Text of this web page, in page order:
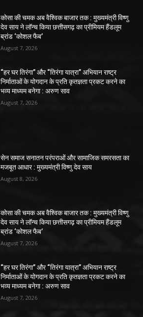
कोसा की चमक अब वैश्विक बाजार तक : मुख्यमंत्री विष्णु
देव साय ने लॉन्च किया छत्तीसगढ़ का प्रीमियम हैंडलूम
ब्रांड ‘कोशल फैब’
August 7, 2026
“हर घर तिरंगा” और “तिरंगा यात्रा” अभियान राष्ट्र
निर्माताओं के योगदान के प्रति कृतज्ञता प्रकट करने का
भव्य माध्यम बनेगा : अरुण साव
August 7, 2026
सेन समाज सनातन परंपराओं और सामाजिक समरसता का
मजबूत आधार : मुख्यमंत्री विष्णु देव साय
August 8, 2026
कोसा की चमक अब वैश्विक बाजार तक : मुख्यमंत्री विष्णु
देव साय ने लॉन्च किया छत्तीसगढ़ का प्रीमियम हैंडलूम
ब्रांड ‘कोशल फैब’
August 7, 2026
“हर घर तिरंगा” और “तिरंगा यात्रा” अभियान राष्ट्र
निर्माताओं के योगदान के प्रति कृतज्ञता प्रकट करने का
भव्य माध्यम बनेगा : अरुण साव
August 7, 2026